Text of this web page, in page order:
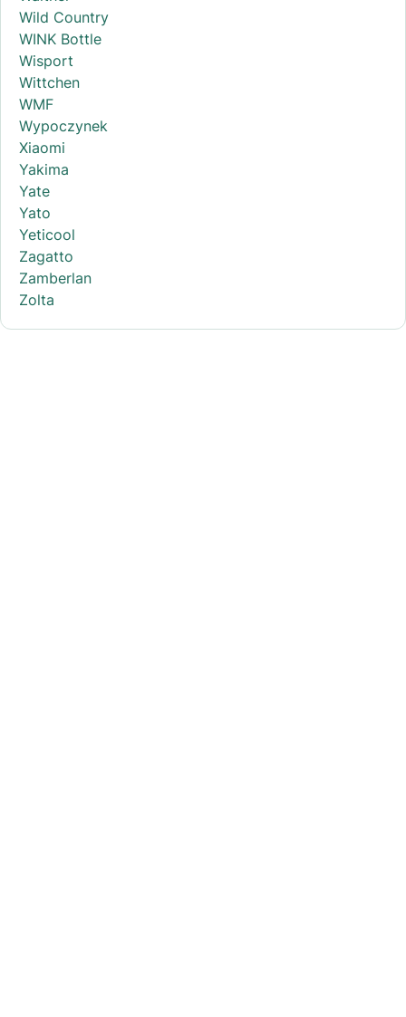
Wild Country
WINK Bottle
Wisport
Wittchen
WMF
Wypoczynek
Xiaomi
Yakima
Yate
Yato
Yeticool
Zagatto
Zamberlan
Zolta